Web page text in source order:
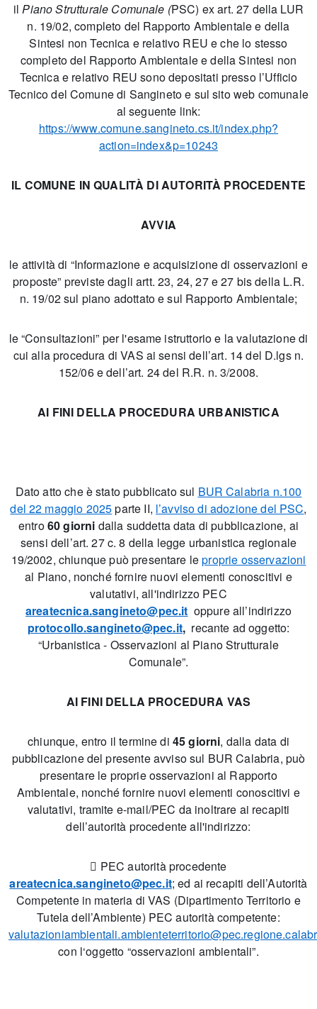
ilPiano Strutturale Comunale (PSC) ex art. 27 della LUR
n. 19/02, completo del Rapporto Ambientale e della
Sintesi non Tecnica e relativo REU e che lo stesso
completo del Rapporto Ambientale e della Sintesi non
Tecnica e relativo REU sono depositati presso l’Ufficio
Tecnico del Comune di Sangineto e sul sito web comunale
al seguente link:
https://www.comune.sangineto.cs.it/index.php?
action=index&p=10243
IL COMUNE IN QUALITÀ DI AUTORITÀ PROCEDENTE
AVVIA
le attività di “Informazione e acquisizione di osservazioni e
proposte” previste dagli artt. 23, 24, 27 e 27 bis della L.R.
n. 19/02 sul piano adottato e sul Rapporto Ambientale;
le “Consultazioni” per l'esame istruttorio e la valutazione di
cui alla procedura di VAS ai sensi dell’art. 14 del D.lgs n.
152/06 e dell’art. 24 del R.R. n. 3/2008.
AI FINI DELLA PROCEDURA URBANISTICA
Dato atto che è stato pubblicato sul BUR Calabria n.100
del 22 maggio 2025parte II, l’avviso di adozione del PSC,
entro60 giorni dalla suddetta data di pubblicazione, ai
sensi dell’art. 27 c. 8 della legge urbanistica regionale
19/2002, chiunque può presentare leproprie osservazioni
al Piano, nonché fornire nuovi elementi conoscitivi e
valutativi, all'indirizzo PEC
areatecnica.sangineto@pec.it oppure all’indirizzo
protocollo.sangineto@pec.it, recante ad oggetto:
“Urbanistica - Osservazioni al Piano Strutturale
Comunale”.
AI FINI DELLA PROCEDURA VAS
chiunque, entro il termine di 45 giorni, dalla data di
pubblicazione del presente avviso sul BUR Calabria, può
presentare le proprie osservazioni al Rapporto
Ambientale, nonché fornire nuovi elementi conoscitivi e
valutativi, tramite e-mail/PEC da inoltrare ai recapiti
dell’autorità procedente all'indirizzo:
 PEC autorità procedente
areatecnica.sangineto@pec.it; ed ai recapiti dell’Autorità
Competente in materia di VAS (Dipartimento Territorio e
Tutela dell’Ambiente) PEC autorità competente:
con l‘oggetto “osservazioni ambientali”.